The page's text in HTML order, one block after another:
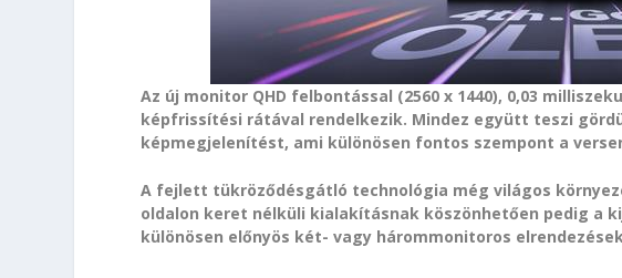
Az új monitor QHD felbontással (2560 x 1440), 0,03
képfrissítési rátával rendelkezik. Mindez együtt teszi
képmegjelenítést, ami különösen fontos szempont a
A fejlett tükröződésgátló technológia még világos
oldalon keret nélküli kialakításnak köszönhetően pedig a
különösen előnyös két- vagy hárommonitoros